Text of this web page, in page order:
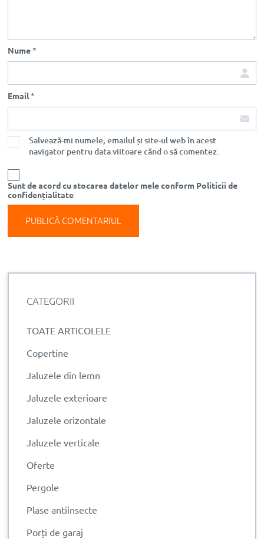
Nume*
Email*
Salvează-mi numele, emailul și site-ul web în acest
navigator pentru data viitoare când o să comentez.
Sunt de acord cu stocarea datelor mele conform Politicii de
confidențialitate
CATEGORII
TOATE ARTICOLELE
Copertine
Jaluzele din lemn
Jaluzele exterioare
Jaluzele orizontale
Jaluzele verticale
Oferte
Pergole
Plase antiinsecte
Porți de garaj